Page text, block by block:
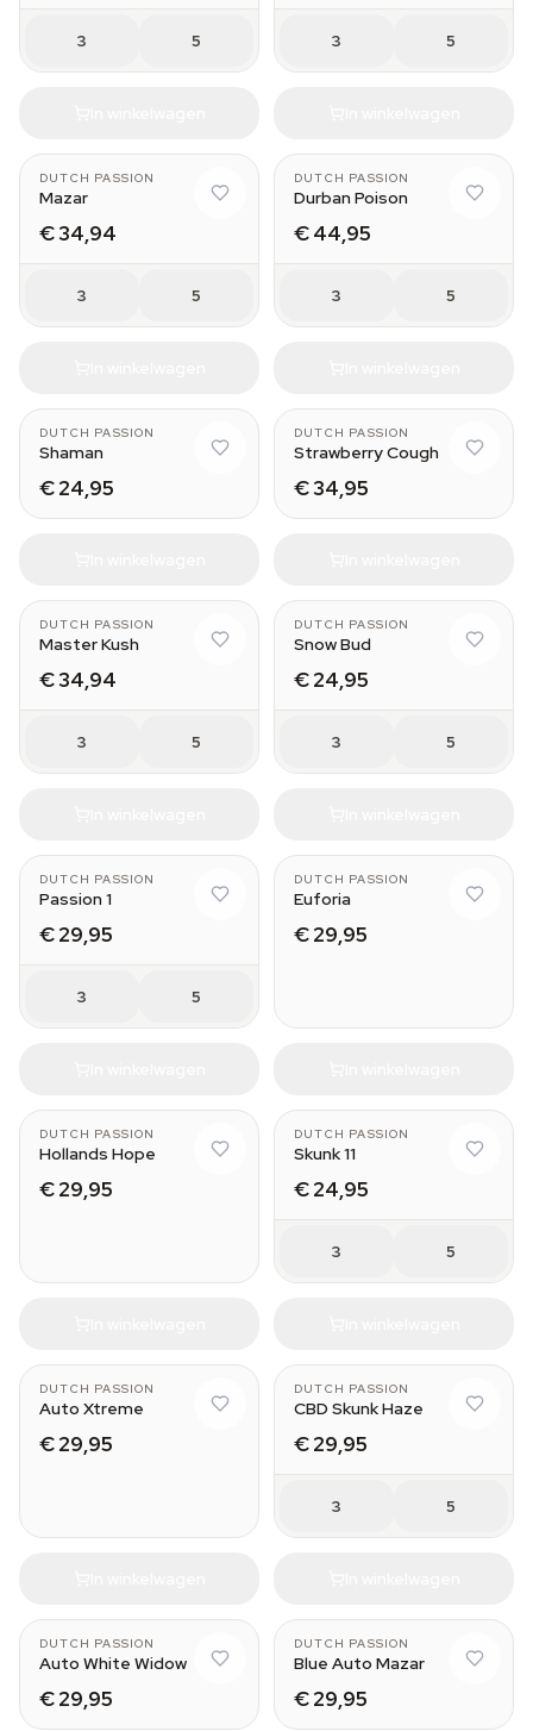
3 5 3 5
DUTCH PASSION
Mazar
€ 34,94
3 5
DUTCH PASSION
Durban Poison
€ 44,95
3 5
DUTCH PASSION
Shaman
€ 24,95
DUTCH PASSION
Strawberry Cough
€ 34,95
DUTCH PASSION
Master Kush
€ 34,94
3 5
DUTCH PASSION
Snow Bud
€ 24,95
3 5
DUTCH PASSION
Passion 1
€ 29,95
3 5
DUTCH PASSION
Euforia
€ 29,95
DUTCH PASSION
Hollands Hope
€ 29,95
DUTCH PASSION
Skunk 11
€ 24,95
3 5
DUTCH PASSION
Auto Xtreme
€ 29,95
DUTCH PASSION
CBD Skunk Haze
€ 29,95
3 5
DUTCH PASSION
Auto White Widow
€ 29,95
DUTCH PASSION
Blue Auto Mazar
€ 29,95